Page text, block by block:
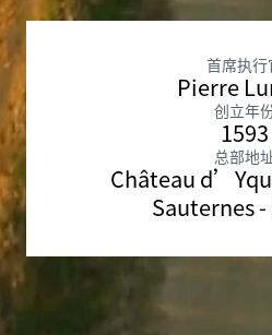
首席执行
Pierre
创立年
1593
总部地
Château
Sauternes -